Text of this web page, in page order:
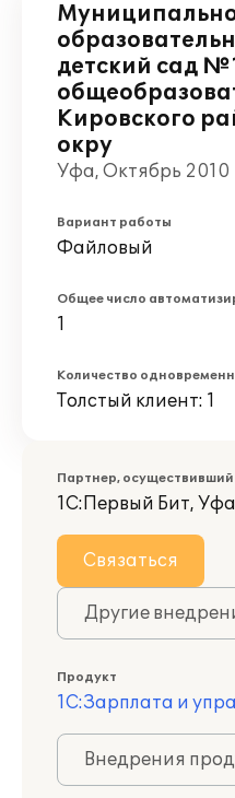
детский сад
Кировского
окру
Уфа, Октябрь 2010
Вариант работы
Файловый
Общее число
1
Количество
Толстый клиент: 1
Партнер,
1С:Первый Бит, Уфа
Связаться
Другие
Продукт
1С:Зарплата и
Внедрения